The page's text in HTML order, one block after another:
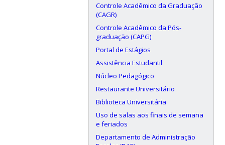
Controle Acadêmico da Graduação
(CAGR)
Controle Acadêmico da Pós-
graduação (CAPG)
Portal de Estágios
Assistência Estudantil
Núcleo Pedagógico
Restaurante Universitário
Biblioteca Universitária
Uso de salas aos finais de semana
e feriados
Departamento de Administração